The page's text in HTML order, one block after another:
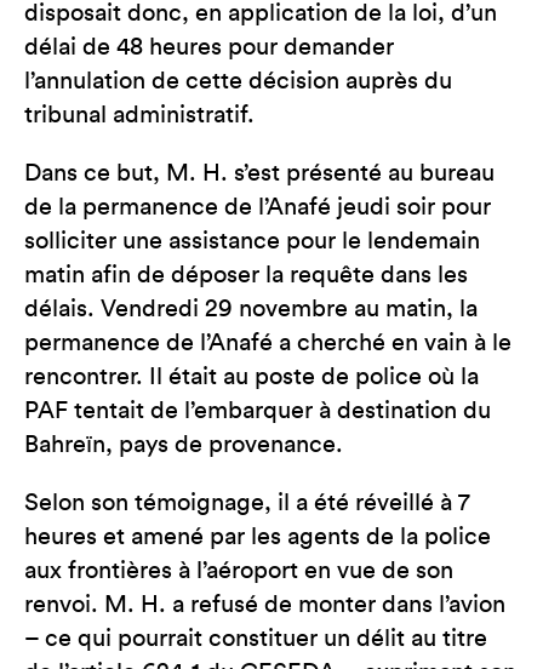
disposait donc, en application de la loi, d’un
délai de 48 heures pour demander
l’annulation de cette décision auprès du
tribunal administratif.
Dans ce but, M. H. s’est présenté au bureau
de la permanence de l’Anafé jeudi soir pour
solliciter une assistance pour le lendemain
matin afin de déposer la requête dans les
délais. Vendredi 29 novembre au matin, la
permanence de l’Anafé a cherché en vain à le
rencontrer. Il était au poste de police où la
PAF tentait de l’embarquer à destination du
Bahreïn, pays de provenance.
Selon son témoignage, il a été réveillé à 7
heures et amené par les agents de la police
aux frontières à l’aéroport en vue de son
renvoi. M. H. a refusé de monter dans l’avion
– ce qui pourrait constituer un délit au titre